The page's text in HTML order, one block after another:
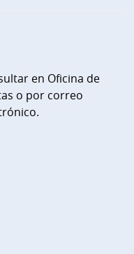
en Oficina de
o por correo